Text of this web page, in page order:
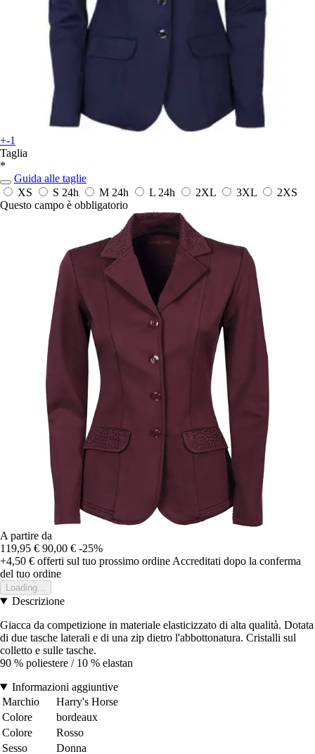
+-1
Taglia
*
Guida alle taglie
XS
S 24h M 24h L 24h 2XL 3XL
2XS
Questo campo è obbligatorio
A partire da
119,95 € 90,00 € -25%
+4,50 € offerti sul tuo prossimo ordine Accreditati dopo la conferma
del tuo ordine
Loading...
Descrizione
Giacca da competizione in materiale elasticizzato di alta qualità. Dotata
di due tasche laterali e di una zip dietro l'abbottonatura. Cristalli sul
colletto e sulle tasche.
90 % poliestere / 10 % elastan
Informazioni aggiuntive
Marchio
Harry's Horse
Colore
bordeaux
Colore
Rosso
Sesso
Donna